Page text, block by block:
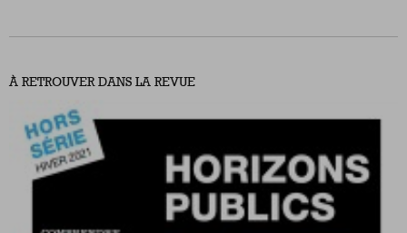
À RETROUVER DANS LA REVUE